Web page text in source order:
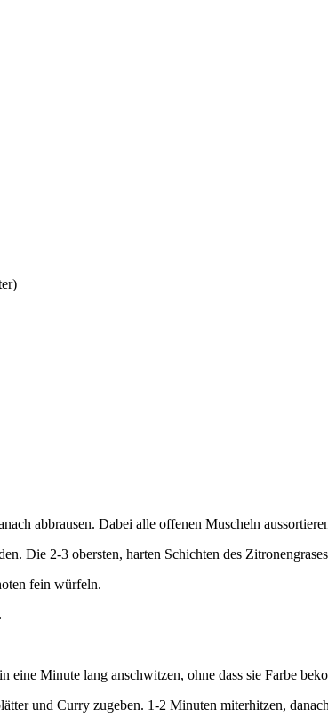
abbrausen. Dabei alle offenen Muscheln
Die 2-3 obersten, harten Schichten des
fein würfeln.
Minute lang anschwitzen, ohne dass sie Farbe
und Curry zugeben. 1-2 Minuten miterhitzen,